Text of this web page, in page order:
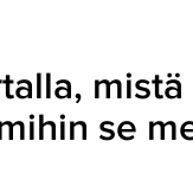
mistä
se